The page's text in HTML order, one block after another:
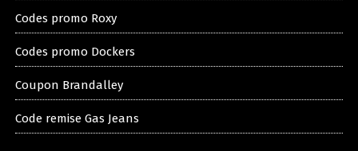
Codes promo Roxy
Codes promo Dockers
Coupon Brandalley
Code remise Gas Jeans